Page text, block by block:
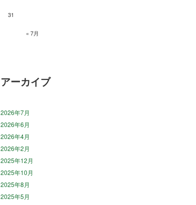
« 7月
31
アーカイブ
2026年7月
2026年6月
2026年4月
2026年2月
2025年12月
2025年10月
2025年8月
2025年5月